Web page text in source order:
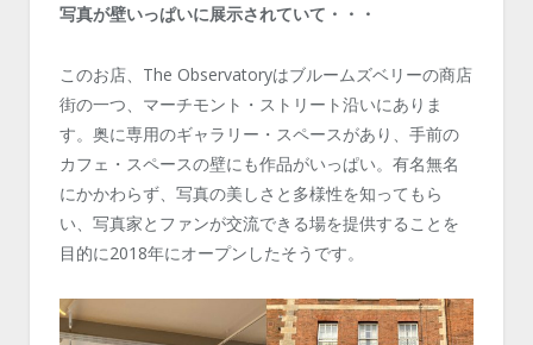
写真が壁いっぱいに展示されていて・・・
このお店、The Observatoryはブルームズベリーの商店
街の一つ、マーチモント・ストリート沿いにありま
す。奥に専用のギャラリー・スペースがあり、手前の
カフェ・スペースの壁にも作品がいっぱい。有名無名
にかかわらず、写真の美しさと多様性を知ってもら
い、写真家とファンが交流できる場を提供することを
目的に2018年にオープンしたそうです。